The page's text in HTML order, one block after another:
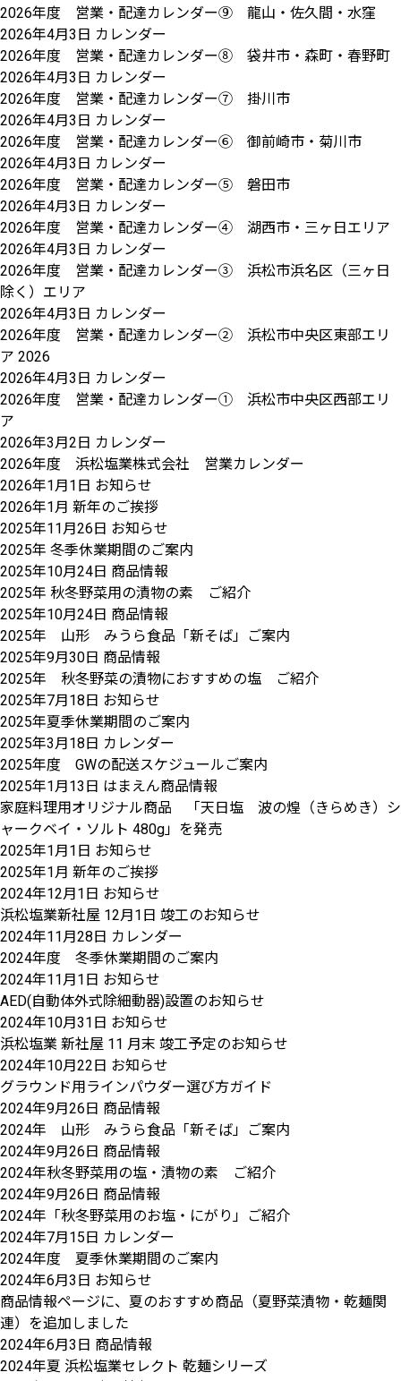
2026年度 営業・配達カレンダー⑨ 龍山・佐久間・水窪
2026年4月3日 カレンダー
2026年度 営業・配達カレンダー⑧ 袋井市・森町・春野町
2026年4月3日 カレンダー
2026年度 営業・配達カレンダー⑦ 掛川市
2026年4月3日 カレンダー
2026年度 営業・配達カレンダー⑥ 御前崎市・菊川市
2026年4月3日 カレンダー
2026年度 営業・配達カレンダー⑤ 磐田市
2026年4月3日 カレンダー
2026年度 営業・配達カレンダー④ 湖西市・三ヶ日エリア
2026年4月3日 カレンダー
2026年度 営業・配達カレンダー③ 浜松市浜名区（三ヶ日
除く）エリア
2026年4月3日 カレンダー
2026年度 営業・配達カレンダー② 浜松市中央区東部エリ
ア 2026
2026年4月3日 カレンダー
2026年度 営業・配達カレンダー① 浜松市中央区西部エリ
ア
2026年3月2日 カレンダー
2026年度 浜松塩業株式会社 営業カレンダー
2026年1月1日 お知らせ
2026年1月 新年のご挨拶
2025年11月26日 お知らせ
2025年 冬季休業期間のご案内
2025年10月24日 商品情報
2025年 秋冬野菜用の漬物の素 ご紹介
2025年10月24日 商品情報
2025年 山形 みうら食品「新そば」ご案内
2025年9月30日 商品情報
2025年 秋冬野菜の漬物におすすめの塩 ご紹介
2025年7月18日 お知らせ
2025年夏季休業期間のご案内
2025年3月18日 カレンダー
2025年度 GWの配送スケジュールご案内
2025年1月13日 はまえん商品情報
家庭料理用オリジナル商品 「天日塩 波の煌（きらめき）シ
ャークベイ・ソルト 480g」を発売
2025年1月1日 お知らせ
2025年1月 新年のご挨拶
2024年12月1日 お知らせ
浜松塩業新社屋 12月1日 竣工のお知らせ
2024年11月28日 カレンダー
2024年度 冬季休業期間のご案内
2024年11月1日 お知らせ
AED(自動体外式除細動器)設置のお知らせ
2024年10月31日 お知らせ
浜松塩業 新社屋 11 月末 竣工予定のお知らせ
2024年10月22日 お知らせ
グラウンド用ラインパウダー選び方ガイド
2024年9月26日 商品情報
2024年 山形 みうら食品「新そば」ご案内
2024年9月26日 商品情報
2024年秋冬野菜用の塩・漬物の素 ご紹介
2024年9月26日 商品情報
2024年「秋冬野菜用のお塩・にがり」ご紹介
2024年7月15日 カレンダー
2024年度 夏季休業期間のご案内
2024年6月3日 お知らせ
商品情報ページに、夏のおすすめ商品（夏野菜漬物・乾麺関
連）を追加しました
2024年6月3日 商品情報
2024年夏 浜松塩業セレクト 乾麺シリーズ